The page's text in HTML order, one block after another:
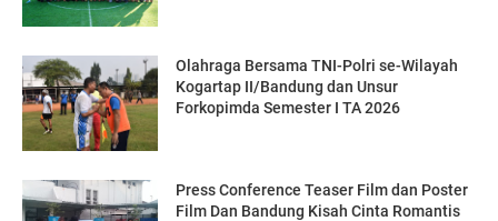
Olahraga Bersama TNI-Polri se-Wilayah
Kogartap II/Bandung dan Unsur
Forkopimda Semester I TA 2026
Press Conference Teaser Film dan Poster
Film Dan Bandung Kisah Cinta Romantis